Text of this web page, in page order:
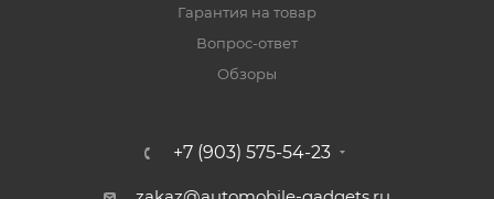
Гарантия на товар
Вопрос-ответ
Обзоры
+7 (903) 575-54-23